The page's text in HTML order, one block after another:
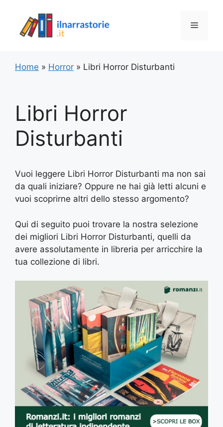
contenuto
Menu
Home » Horror » Libri Horror Disturbanti
Libri Horror
Disturbanti
Vuoi leggere Libri Horror Disturbanti ma non sai
da quali iniziare? Oppure ne hai già letti alcuni e
vuoi scoprirne altri dello stesso argomento?
Qui di seguito puoi trovare la nostra selezione
dei migliori Libri Horror Disturbanti, quelli da
avere assolutamente in libreria per arricchire la
tua collezione di libri.